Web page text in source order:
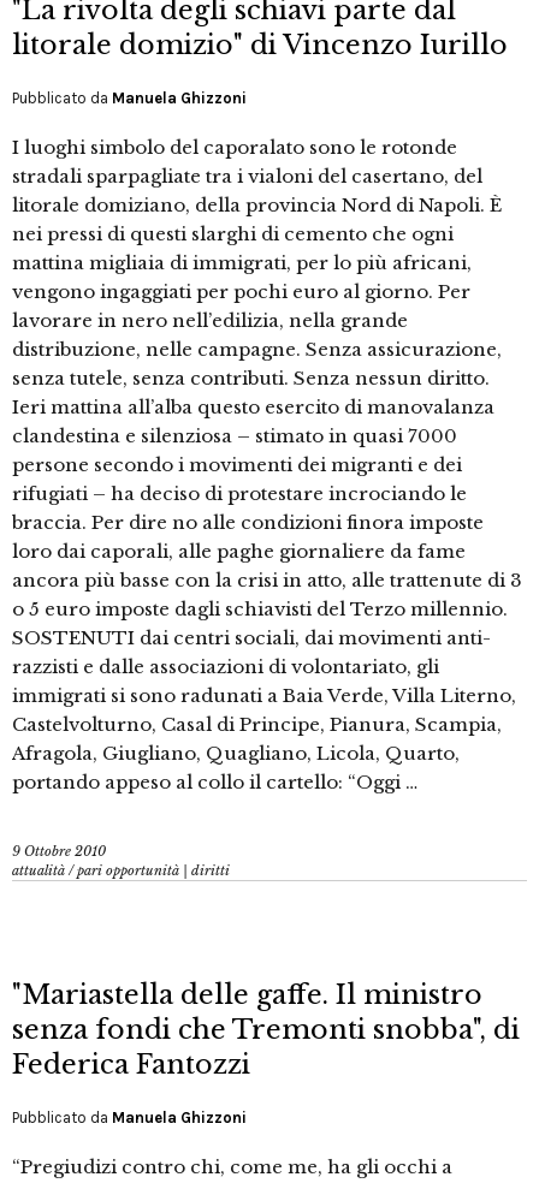
"La rivolta degli schiavi parte dal
litorale domizio" di Vincenzo Iurillo
Pubblicato da Manuela Ghizzoni
I luoghi simbolo del caporalato sono le rotonde
stradali sparpagliate tra i vialoni del casertano, del
litorale domiziano, della provincia Nord di Napoli. È
nei pressi di questi slarghi di cemento che ogni
mattina migliaia di immigrati, per lo più africani,
vengono ingaggiati per pochi euro al giorno. Per
lavorare in nero nell’edilizia, nella grande
distribuzione, nelle campagne. Senza assicurazione,
senza tutele, senza contributi. Senza nessun diritto.
Ieri mattina all’alba questo esercito di manovalanza
clandestina e silenziosa – stimato in quasi 7000
persone secondo i movimenti dei migranti e dei
rifugiati – ha deciso di protestare incrociando le
braccia. Per dire no alle condizioni finora imposte
loro dai caporali, alle paghe giornaliere da fame
ancora più basse con la crisi in atto, alle trattenute di 3
o 5 euro imposte dagli schiavisti del Terzo millennio.
SOSTENUTI dai centri sociali, dai movimenti anti-
razzisti e dalle associazioni di volontariato, gli
immigrati si sono radunati a Baia Verde, Villa Literno,
Castelvolturno, Casal di Principe, Pianura, Scampia,
Afragola, Giugliano, Quagliano, Licola, Quarto,
portando appeso al collo il cartello: “Oggi …
9 Ottobre 2010
attualità /pari opportunità | diritti
"Mariastella delle gaffe. Il ministro
senza fondi che Tremonti snobba", di
Federica Fantozzi
Pubblicato da Manuela Ghizzoni
“Pregiudizi contro chi, come me, ha gli occhi a